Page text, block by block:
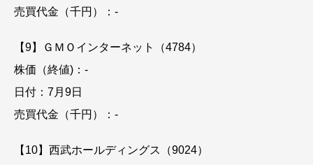
売買代金（千円）：-
【9】ＧＭＯインターネット（4784）
株価（終値)：-
日付：7月9日
売買代金（千円）：-
【10】西武ホールディングス（9024）